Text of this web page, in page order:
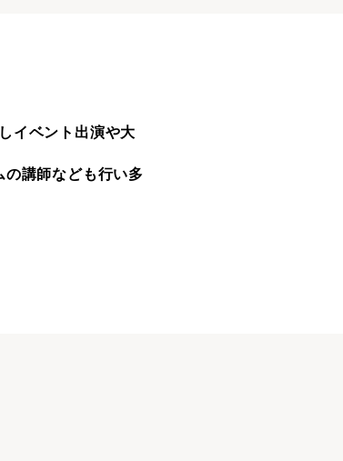
イベント出演や大
講師なども行い多